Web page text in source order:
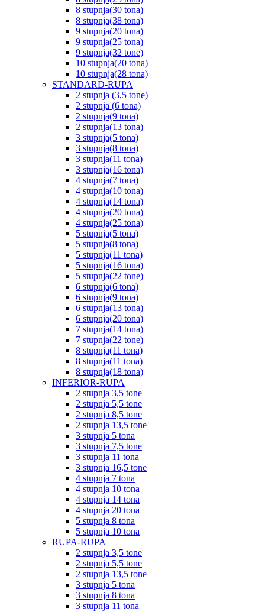
8 stupnja(30 tona)
8 stupnja(38 tona)
9 stupnja(20 tona)
9 stupnja(25 tona)
9 stupnja(32 tone)
10 stupnja(20 tona)
10 stupnja(28 tona)
STANDARD-RUPA
2 stupnja (3,5 tone)
2 stupnja (6 tona)
2 stupnja(9 tona)
2 stupnja(13 tona)
3 stupnja(5 tona)
3 stupnja(8 tona)
3 stupnja(11 tona)
3 stupnja(16 tona)
4 stupnja(7 tona)
4 stupnja(10 tona)
4 stupnja(14 tona)
4 stupnja(20 tona)
4 stupnja(25 tona)
5 stupnja(5 tona)
5 stupnja(8 tona)
5 stupnja(11 tona)
5 stupnja(16 tona)
5 stupnja(22 tone)
6 stupnja(6 tona)
6 stupnja(9 tona)
6 stupnja(13 tona)
6 stupnja(20 tona)
7 stupnja(14 tona)
7 stupnja(22 tone)
8 stupnja(11 tona)
8 stupnja(11 tona)
8 stupnja(18 tona)
INFERIOR-RUPA
2 stupnja 3,5 tone
2 stupnja 5,5 tone
2 stupnja 8,5 tone
2 stupnja 13,5 tone
3 stupnja 5 tona
3 stupnja 7,5 tone
3 stupnja 11 tona
3 stupnja 16,5 tone
4 stupnja 7 tona
4 stupnja 10 tona
4 stupnja 14 tona
4 stupnja 20 tona
5 stupnja 8 tona
5 stupnja 10 tona
RUPA-RUPA
2 stupnja 3,5 tone
2 stupnja 5,5 tone
2 stupnja 13,5 tone
3 stupnja 5 tona
3 stupnja 8 tona
3 stupnja 11 tona